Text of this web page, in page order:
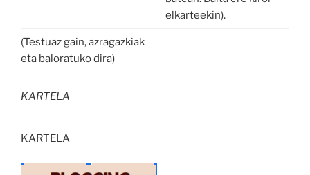
elkarteekin).
(Testuaz gain, azragazkiak
eta baloratuko dira)
KARTELA
KARTELA